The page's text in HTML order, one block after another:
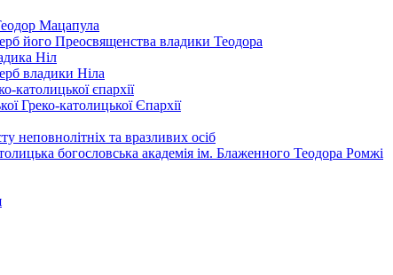
Мацапула
його Преосвященства владики Теодора
Ніл
владики Ніла
католицької єпархії
Греко-католицької Єпархії
неповнолітніх та вразливих осіб
богословська академія ім. Блаженного Теодора Ромжі